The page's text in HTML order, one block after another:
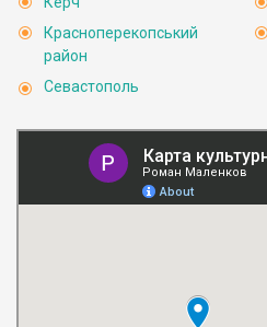
Красноперекопський
район
Севастополь